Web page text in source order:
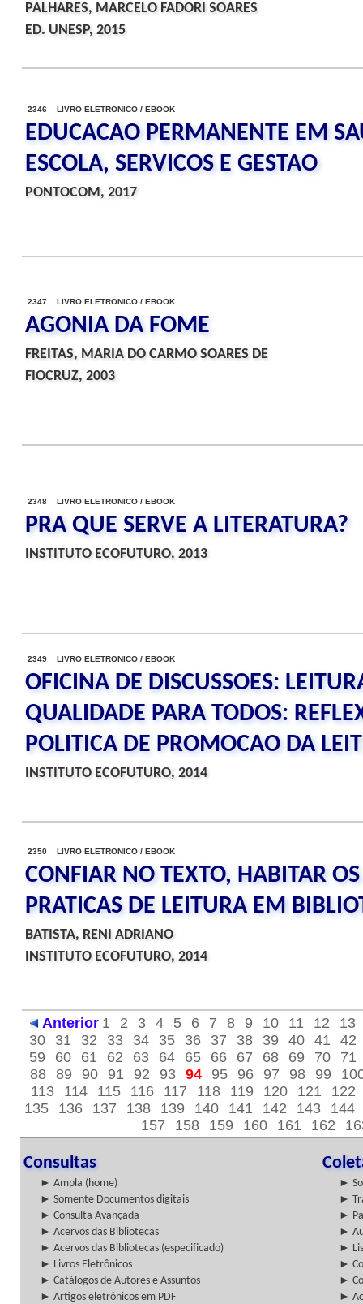
PALHARES, MARCELO FADORI SOARES
ED. UNESP, 2015
2346 LIVRO ELETRONICO / EBOOK
EDUCACAO PERMANENTE EM
ESCOLA, SERVICOS E GESTAO
PONTOCOM, 2017
2347 LIVRO ELETRONICO / EBOOK
AGONIA DA FOME
FREITAS, MARIA DO CARMO SOARES DE
FIOCRUZ, 2003
2348 LIVRO ELETRONICO / EBOOK
PRA QUE SERVE A LITERATURA?
INSTITUTO ECOFUTURO, 2013
2349 LIVRO ELETRONICO / EBOOK
OFICINA DE DISCUSSOES:
QUALIDADE PARA TODOS:
POLITICA DE PROMOCAO DA
INSTITUTO ECOFUTURO, 2014
2350 LIVRO ELETRONICO / EBOOK
CONFIAR NO TEXTO, HABITAR
PRATICAS DE LEITURA EM
BATISTA, RENI ADRIANO
INSTITUTO ECOFUTURO, 2014
Anterior 1 2 3 4 5 6 7 8 9 10 11 12
13
30
31 32 33 34 35 36 37 38 39 40 41
42
59
60 61 62 63 64 65 66 67 68 69 70
71
88 89 90 91 92 93 94 95 96 97 98 99
113
114 115 116 117 118 119 120 121
122
135
136 137 138 139 140 141 142 143
144
157
158 159 160 161 162
Consultas
► Ampla (home)
►
► Somente Documentos digitais
►
► Consulta Avançada
►
► Acervos das Bibliotecas
►
► Acervos das Bibliotecas (especificado)
►
► Livros Eletrônicos
►
► Catálogos de Autores e Assuntos
►
► Artigos eletrônicos em PDF
►